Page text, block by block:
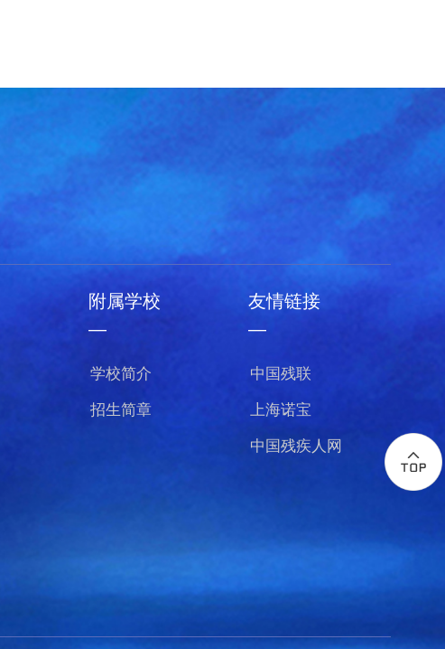
附属学校
—
学校简介
招生简章
友情链接
—
中国残联
上海诺宝
中国残疾人网